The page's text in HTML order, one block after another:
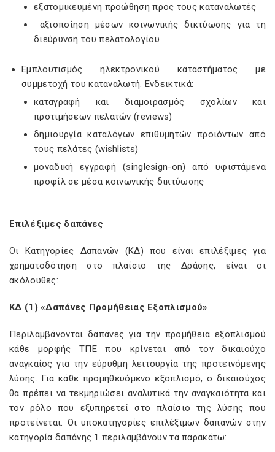
εξατομικευμένη προώθηση προς τους καταναλωτές
αξιοποίηση μέσων κοινωνικής δικτύωσης για τη
διεύρυνση του πελατολογίου
Εμπλουτισμός ηλεκτρονικού καταστήματος με
συμμετοχή του καταναλωτή. Ενδεικτικά:
καταγραφή και διαμοιρασμός σχολίων και
προτιμήσεων πελατών (reviews)
δημιουργία καταλόγων επιθυμητών προϊόντων από
τους πελάτες (wishlists)
μοναδική εγγραφή (singlesign-on) από υφιστάμενα
προφίλ σε μέσα κοινωνικής δικτύωσης
Επιλέξιμες δαπάνες
Οι Κατηγορίες Δαπανών (ΚΔ) που είναι επιλέξιμες για
χρηματοδότηση στο πλαίσιο της Δράσης, είναι οι
ακόλουθες:
ΚΔ (1) «Δαπάνες Προμήθειας Εξοπλισμού»
Περιλαμβάνονται δαπάνες για την προμήθεια εξοπλισμού
κάθε μορφής ΤΠΕ που κρίνεται από τον δικαιούχο
αναγκαίος για την εύρυθμη λειτουργία της προτεινόμενης
λύσης. Για κάθε προμηθευόμενο εξοπλισμό, ο δικαιούχος
θα πρέπει να τεκμηριώσει αναλυτικά την αναγκαιότητα και
τον ρόλο που εξυπηρετεί στο πλαίσιο της λύσης που
προτείνεται. Οι υποκατηγορίες επιλέξιμων δαπανών στην
κατηγορία δαπάνης 1 περιλαμβάνουν τα παρακάτω: